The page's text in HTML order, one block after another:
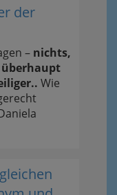
der
– nichts,
Wie